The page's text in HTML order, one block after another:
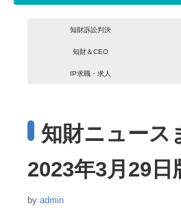
知財訴訟判決
知財＆CEO
IP求職・求人
知財ニュース
2023年3月29日
by admin